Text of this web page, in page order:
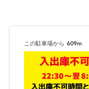
この駐車場から 609m